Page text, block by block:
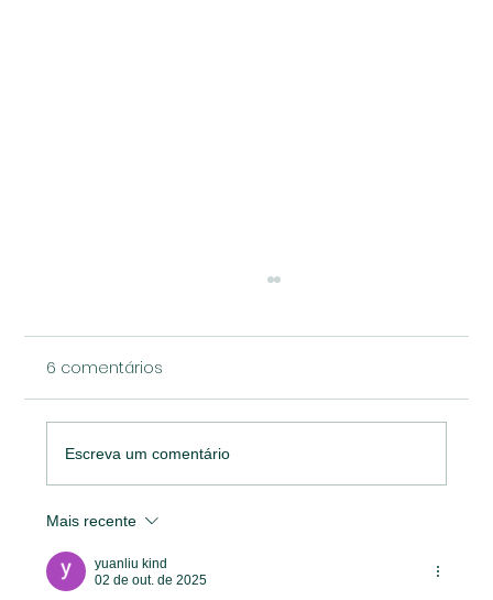
Como reduzir o Turnover no Varejo
6 comentários
Escreva um comentário
Mais recente
yuanliu kind
02 de out. de 2025